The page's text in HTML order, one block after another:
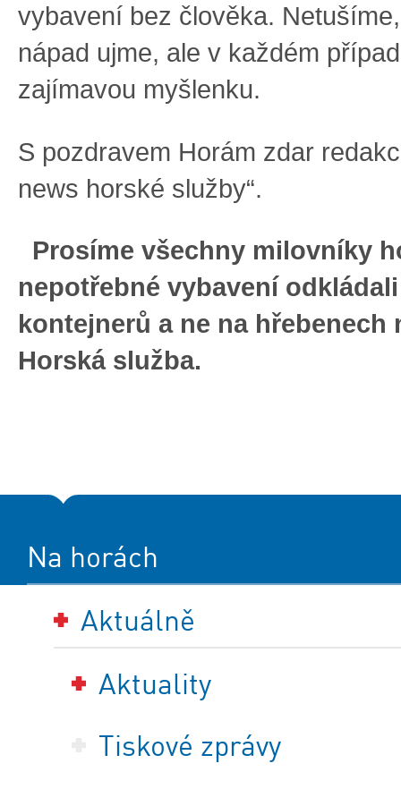
vybavení bez člověka.
nápad ujme, ale v každém
zajímavou myšlenku.
S pozdravem Horám zdar
news horské služby“.
Prosíme všechny milovníky
nepotřebné vybavení
kontejnerů a ne na hřebenech
Horská služba.
Na horách
Aktuálně
Aktuality
Tiskové zprávy